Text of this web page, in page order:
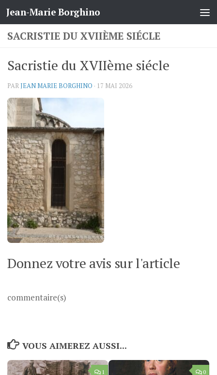
Skip to content
Jean-Marie Borghino
SACRISTIE DU XVIIÈME SIÉCLE
Sacristie du XVIIème siécle
PARJEAN MARIE BORGHINO · 17 MAI 2026
Donnez votre avis sur l'article
commentaire(s)
VOUS AIMEREZ AUSSI...
1 0